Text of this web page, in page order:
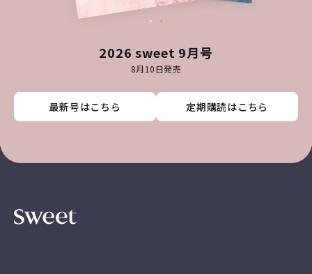
2026 sweet 9月号
8月10日発売
最新号はこちら 定期購読はこちら
最新号はこちら 定期購読はこちら
最新号はこちら 定期購読はこちら
最新号はこちら 定期購読はこちら